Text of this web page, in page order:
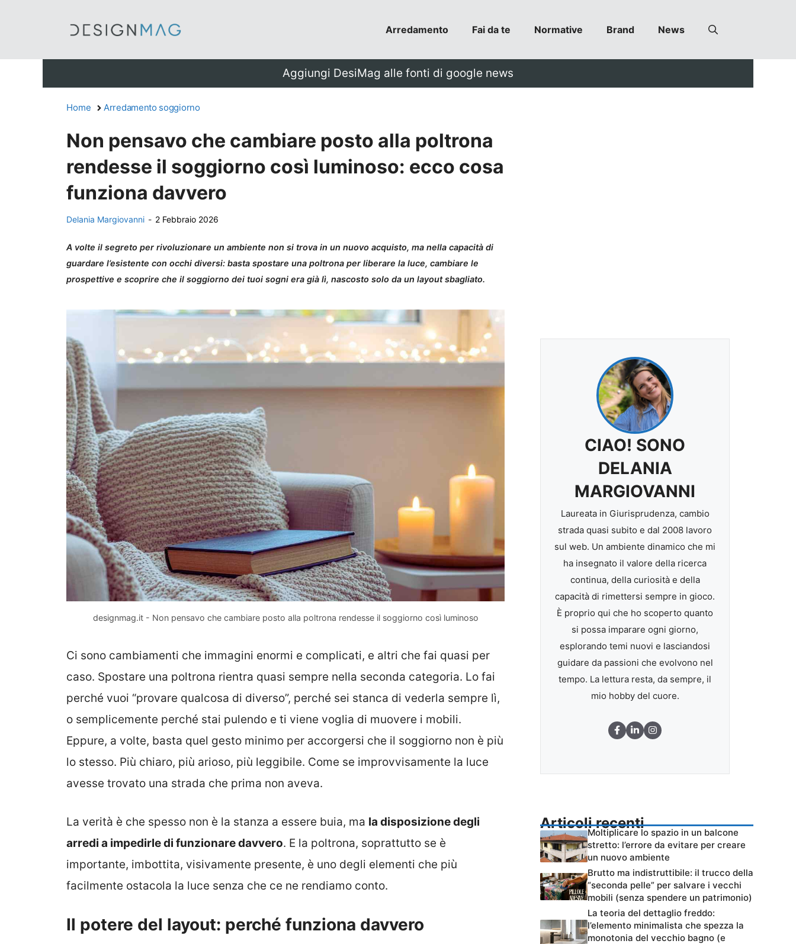
Arredamento Fai da te Normative Brand News
Aggiungi DesiMag alle fonti di google news
Home Arredamento soggiorno
Non pensavo che cambiare posto alla poltrona
rendesse il soggiorno così luminoso: ecco cosa
funziona davvero
Delania Margiovanni - 2 Febbraio 2026
A volte il segreto per rivoluzionare un ambiente non si trova in un nuovo acquisto, ma nella capacità di
guardare l’esistente con occhi diversi: basta spostare una poltrona per liberare la luce, cambiare le
prospettive e scoprire che il soggiorno dei tuoi sogni era già lì, nascosto solo da un layout sbagliato.
designmag.it - Non pensavo che cambiare posto alla poltrona rendesse il soggiorno così luminoso
Ci sono cambiamenti che immagini enormi e complicati, e altri che fai quasi per
caso. Spostare una poltrona rientra quasi sempre nella seconda categoria. Lo fai
perché vuoi “provare qualcosa di diverso”, perché sei stanca di vederla sempre lì,
o semplicemente perché stai pulendo e ti viene voglia di muovere i mobili.
Eppure, a volte, basta quel gesto minimo per accorgersi che il soggiorno non è più
lo stesso. Più chiaro, più arioso, più leggibile. Come se improvvisamente la luce
avesse trovato una strada che prima non aveva.
La verità è che spesso non è la stanza a essere buia, ma la disposizione degli
arredi a impedirle di funzionare davvero. E la poltrona, soprattutto se è
importante, imbottita, visivamente presente, è uno degli elementi che più
facilmente ostacola la luce senza che ce ne rendiamo conto.
Il potere del layout: perché funziona davvero
CIAO! SONO
DELANIA
MARGIOVANNI
Laureata in Giurisprudenza, cambio
strada quasi subito e dal 2008 lavoro
sul web. Un ambiente dinamico che mi
ha insegnato il valore della ricerca
continua, della curiosità e della
capacità di rimettersi sempre in gioco.
È proprio qui che ho scoperto quanto
si possa imparare ogni giorno,
esplorando temi nuovi e lasciandosi
guidare da passioni che evolvono nel
tempo. La lettura resta, da sempre, il
mio hobby del cuore.
Articoli recenti
Moltiplicare lo spazio in un balcone
stretto: l’errore da evitare per creare
un nuovo ambiente
Brutto ma indistruttibile: il trucco della
“seconda pelle” per salvare i vecchi
mobili (senza spendere un patrimonio)
La teoria del dettaglio freddo:
l’elemento minimalista che spezza la
monotonia del vecchio bagno (e